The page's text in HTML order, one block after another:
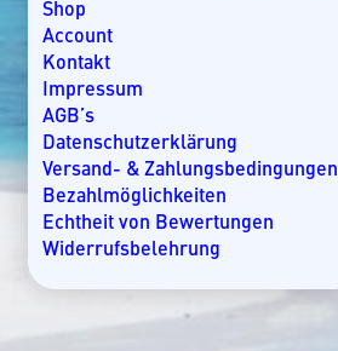
Kuba
Lakkadiven
Madagaskar
Malaysia
Malediven
Mallorca
Marokko
Mauritius
Mexiko
Namibia
Nicaragua
Shop
Account
Kontakt
Impressum
AGB’s
Datenschutzerklärung
Versand- & Zahlungsbedingungen
Bezahlmöglichkeiten
Echtheit von Bewertungen
Widerrufsbelehrung